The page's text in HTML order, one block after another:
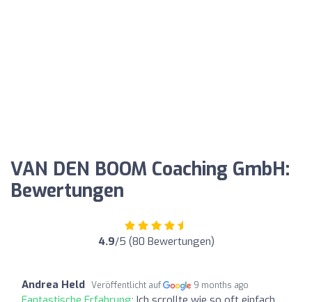
VAN DEN BOOM Coaching GmbH:
Bewertungen
4.9/5 (80 Bewertungen)
Andrea Held Veröffentlicht auf 9 months ago